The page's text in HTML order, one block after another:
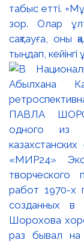
табыс етті.
зор. Олар
сақтауға, оны
тыңдап, кейінгі